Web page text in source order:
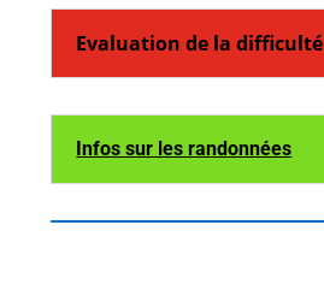
Evaluation de la difficulté
Infos sur les randonnées